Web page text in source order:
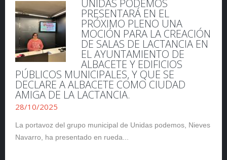
UNIDAS PODEMOS
PRESENTARÁ EN EL
PRÓXIMO PLENO UNA
MOCIÓN PARA LA CREACIÓN
DE SALAS DE LACTANCIA EN
EL AYUNTAMIENTO DE
ALBACETE Y EDIFICIOS
PÚBLICOS MUNICIPALES, Y QUE SE
DECLARE A ALBACETE COMO CIUDAD
AMIGA DE LA LACTANCIA.
28/10/2025
La portavoz del grupo municipal de Unidas podemos, Nieves
Navarro, ha presentado en rueda...